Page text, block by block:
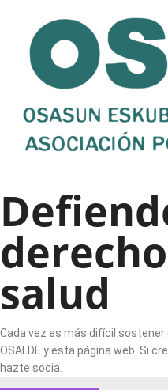
salud
Cada vez es más difícil
OSALDE y esta página web. Si
hazte socia.